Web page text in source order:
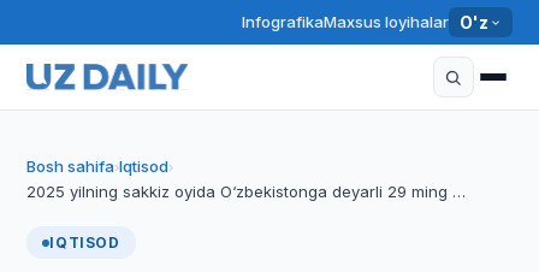
InfografikaMaxsus loyihalar O'z
Bosh sahifa›Iqtisod›
2025 yilning sakkiz oyida O‘zbekistonga deyarli 29 ming …
IQTISOD